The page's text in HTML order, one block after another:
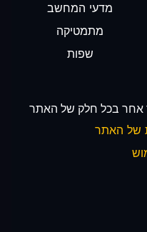
מדעי המחשב
מתמטיקה
שפות
אחר בכל חלק של האתר
של האתר